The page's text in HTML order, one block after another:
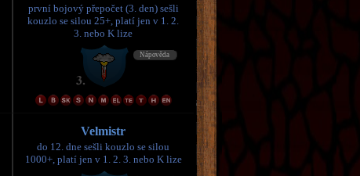
první bojový přepočet (3. den) sešli
kouzlo se silou 25+, platí jen v 1. 2.
3. nebo K lize
Velmistr
do 12. dne sešli kouzlo se silou
1000+, platí jen v 1. 2. 3. nebo K lize